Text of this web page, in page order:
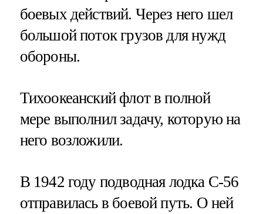
боевых действий. Через него шел
большой поток грузов для нужд
обороны.
Тихоокеанский флот в полной
мере выполнил задачу, которую на
него возложили.
В 1942 году подводная лодка С-56
отправилась в боевой путь. О ней